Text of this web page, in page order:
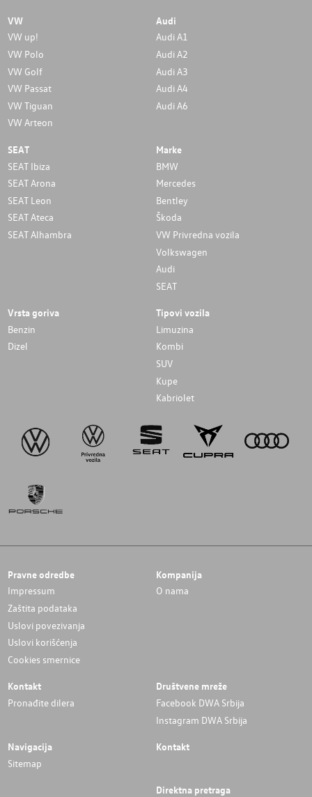
VW
VW up!
VW Polo
VW Golf
VW Passat
VW Tiguan
VW Arteon
Audi
Audi A1
Audi A2
Audi A3
Audi A4
Audi A6
SEAT
SEAT Ibiza
SEAT Arona
SEAT Leon
SEAT Ateca
SEAT Alhambra
Marke
BMW
Mercedes
Bentley
Škoda
VW Privredna vozila
Volkswagen
Audi
SEAT
Vrsta goriva
Benzin
Dizel
Tipovi vozila
Limuzina
Kombi
SUV
Kupe
Kabriolet
Pravne odredbe
Impressum
Zaštita podataka
Uslovi povezivanja
Uslovi korišćenja
Cookies smernice
Kompanija
O nama
Kontakt
Pronađite dilera
Društvene mreže
Facebook DWA Srbija
Instagram DWA Srbija
Navigacija
Sitemap
Kontakt
Direktna pretraga